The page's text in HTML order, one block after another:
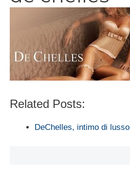
Related Posts:
DeChelles, intimo di lusso